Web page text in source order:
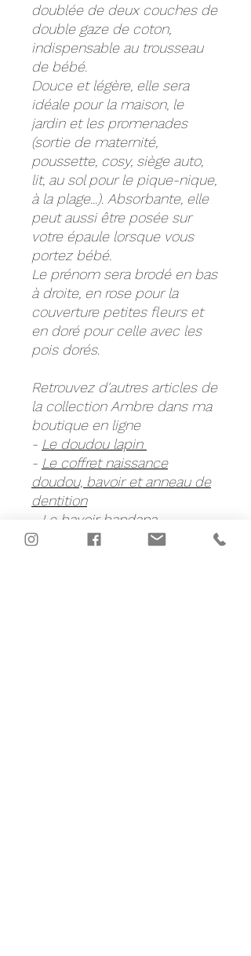
doublée de deux couches de
double gaze de coton,
indispensable au trousseau
de bébé.
Douce et légère, elle sera
idéale pour la maison, le
jardin et les promenades
(sortie de maternité,
poussette, cosy, siège auto,
lit, au sol pour le pique-nique,
à la plage...). Absorbante, elle
peut aussi être posée sur
votre épaule lorsque vous
portez bébé.
Le prénom sera brodé en bas
à droite, en rose pour la
couverture petites fleurs et
en doré pour celle avec les
pois dorés.
Retrouvez d'autres articles de
la collection Ambre dans ma
boutique en ligne
- Le doudou lapin
- Le coffret naissance
doudou, bavoir et anneau de
dentition
Le bavoir bandana
-
Le lot de 7 lingettes lavables